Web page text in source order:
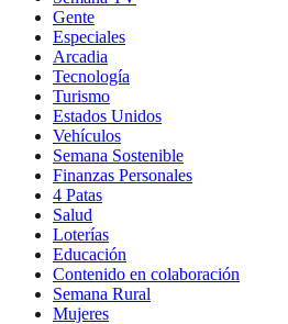
Gente
Especiales
Arcadia
Tecnología
Turismo
Estados Unidos
Vehículos
Semana Sostenible
Finanzas Personales
4 Patas
Salud
Loterías
Educación
Contenido en colaboración
Semana Rural
Mujeres